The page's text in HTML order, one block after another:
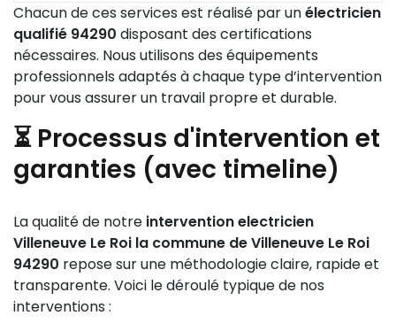
Chacun de ces services est réalisé par unélectricien
qualifié 94290 disposant des certifications
nécessaires. Nous utilisons des équipements
professionnels adaptés à chaque type d’intervention
pour vous assurer un travail propre et durable.
⏳ Processus d'intervention et
garanties (avec timeline)
La qualité de notre intervention electricien
Villeneuve Le Roi la commune de Villeneuve Le Roi
94290 repose sur une méthodologie claire, rapide et
transparente. Voici le déroulé typique de nos
interventions :